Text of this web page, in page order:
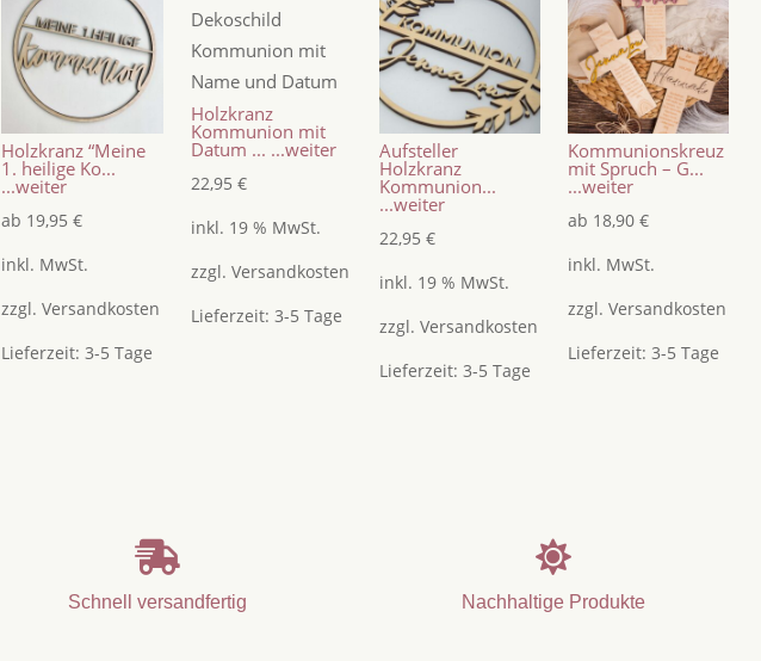
verpacken
Geld
verschenken
Jugendweihe
Menge
Holzkranz “Meine
1. heilige Ko...
...weiter
ab 19,95€
inkl. MwSt.
zzgl.Versandkosten
Lieferzeit:3-5 Tage
Holzkranz
Kommunion mit
Datum ... ...weiter
22,95 €
inkl. 19 % MwSt.
zzgl. Versandkosten
Lieferzeit: 3-5 Tage
Aufsteller
Holzkranz
Kommunion...
...weiter
22,95 €
inkl. 19 % MwSt.
zzgl. Versandkosten
Lieferzeit: 3-5 Tage
Kommunionskreuz
mit Spruch – G...
...weiter
ab 18,90€
inkl. MwSt.
zzgl.Versandkosten
Lieferzeit:3-5 Tage

Schnell versandfertig

Nachhaltige Produkte